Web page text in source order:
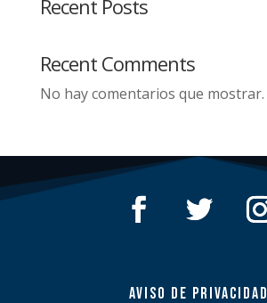
Recent Posts
Recent Comments
No hay comentarios que mostrar.
AVISO DE PRIVACIDAD